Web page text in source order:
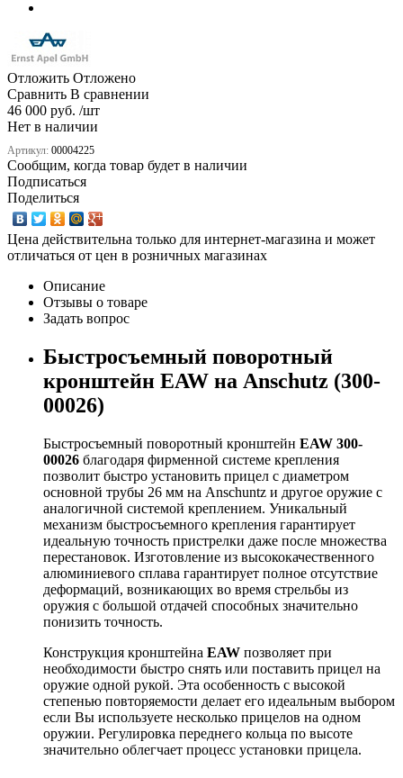
Отложить Отложено
Сравнить В сравнении
46 000 руб. /шт
Нет в наличии
Артикул: 00004225
Сообщим, когда товар будет в наличии
Подписаться
Поделиться
Цена действительна только для интернет-магазина и может
отличаться от цен в розничных магазинах
Описание
Отзывы о товаре
Задать вопрос
Быстросъемный поворотный
кронштейн EAW на Anschutz (300-
00026)
Быстросъемный поворотный кронштейн EAW 300-
00026 благодаря фирменной системе крепления
позволит быстро установить прицел с диаметром
основной трубы 26 мм на Anschuntz и другое оружие с
аналогичной системой креплением. Уникальный
механизм быстросъемного крепления гарантирует
идеальную точность пристрелки даже после множества
перестановок. Изготовление из высококачественного
алюминиевого сплава гарантирует полное отсутствие
деформаций, возникающих во время стрельбы из
оружия с большой отдачей способных значительно
понизить точность.
Конструкция кронштейна EAW позволяет при
необходимости быстро снять или поставить прицел на
оружие одной рукой. Эта особенность с высокой
степенью повторяемости делает его идеальным выбором
если Вы используете несколько прицелов на одном
оружии. Регулировка переднего кольца по высоте
значительно облегчает процесс установки прицела.